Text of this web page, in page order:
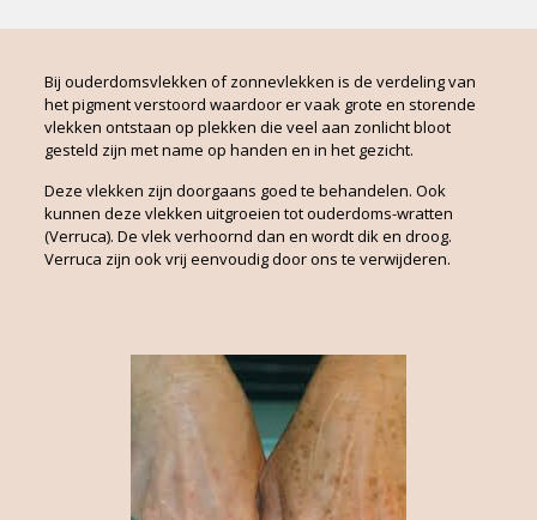
Bij ouderdomsvlekken of zonnevlekken is de verdeling van
het pigment verstoord waardoor er vaak grote en storende
vlekken ontstaan op plekken die veel aan zonlicht bloot
gesteld zijn met name op handen en in het gezicht.
Deze vlekken zijn doorgaans goed te behandelen. Ook
kunnen deze vlekken uitgroeien tot ouderdoms-wratten
(Verruca). De vlek verhoornd dan en wordt dik en droog.
Verruca zijn ook vrij eenvoudig door ons te verwijderen.